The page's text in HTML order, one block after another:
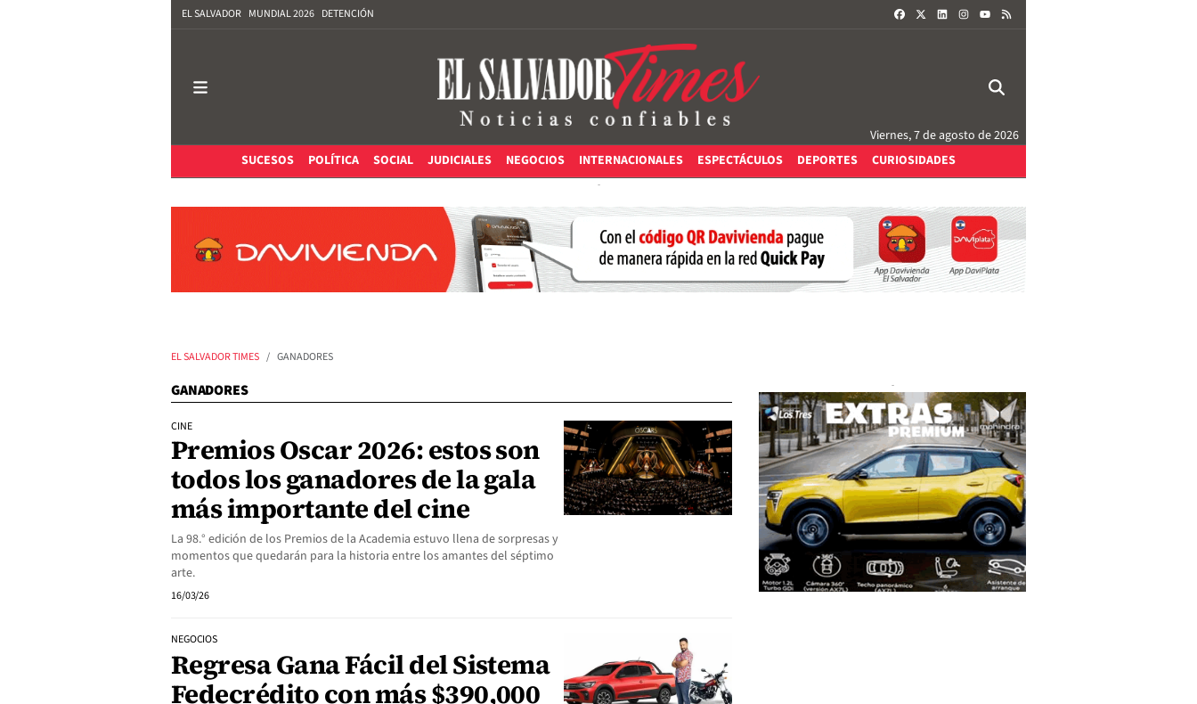
EL SALVADOR MUNDIAL 2026 DETENCIÓN FACEBOOKLINKEDININSTAGRAM
Viernes, 7 de agosto de 2026
SUCESOS
POLÍTICA SOCIAL JUDICIALES NEGOCIOS INTERNACIONALES ESPECTÁCULOS DEPORTES CURIOSIDADES
EL SALVADOR TIMES GANADORES
GANADORES
CINE
Premios Oscar 2026: estos son
todos los ganadores de la gala
más importante del cine
La 98.° edición de los Premios de la Academia estuvo llena de sorpresas y
momentos que quedarán para la historia entre los amantes del séptimo
arte.
16/03/26
NEGOCIOS
Regresa Gana Fácil del Sistema
Fedecrédito con más $390,000